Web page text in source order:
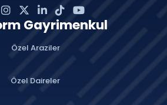
Gayrimenkul
Özel Araziler
Özel Daireler